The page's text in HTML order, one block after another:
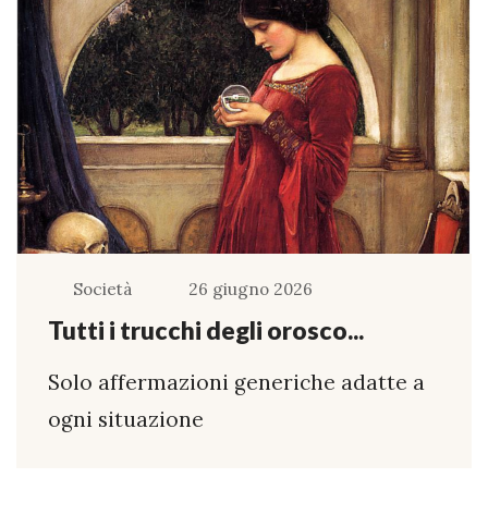
Società 26 giugno 2026
Tutti i trucchi degli orosco...
Solo affermazioni generiche adatte a
ogni situazione